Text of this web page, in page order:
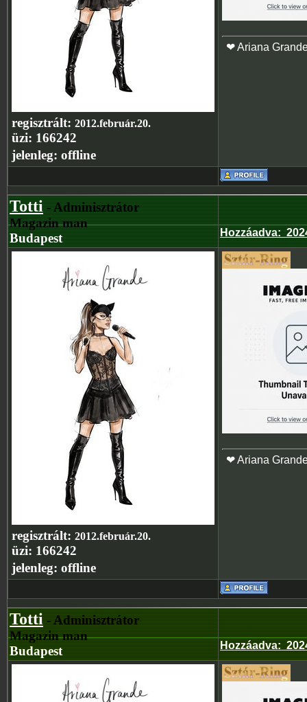
regisztrált: 2012.február.20.
üzi: 166242
jelenleg: offline
❤ Ariana
Totti- Adminisztrátor
Magazin man
Budapest
Hozzáadva:
regisztrált: 2012.február.20.
üzi: 166242
jelenleg: offline
❤ Ariana
Totti- Adminisztrátor
Magazin man
Budapest
Hozzáadva: